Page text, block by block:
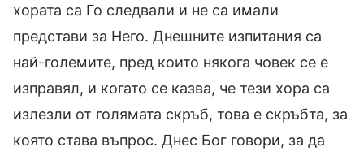
хората са Го следвали и не са имали
представи за Него. Днешните изпитания са
най-големите, пред които някога човек се е
изправял, и когато се казва, че тези хора са
излезли от голямата скръб, това е скръбта, за
която става въпрос. Днес Бог говори, за да